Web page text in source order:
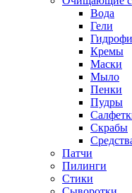
Вода
Гели
Кремы
Маски
Мыло
Пенки
Пудры
Скрабы
Патчи
Пилинги
Стики